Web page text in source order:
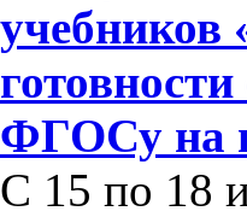
ФГОСу на
С 15 по 18